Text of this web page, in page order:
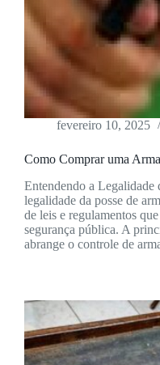
fevereiro 10, 2025
Como Comprar uma
Entendendo a Legalidade
legalidade da posse de
de leis e regulamentos
segurança pública. A
abrange o controle de